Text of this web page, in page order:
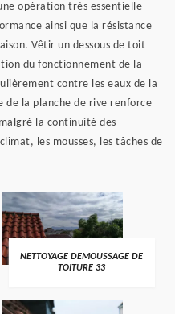
opération très essentielle
ainsi que la résistance
Vêtir un dessous de toit
du fonctionnement de la
contre les eaux de la
de la planche de rive renforce
la continuité des
les mousses, les tâches de
NETTOYAGE DEMOUSSAGE DE
TOITURE 33